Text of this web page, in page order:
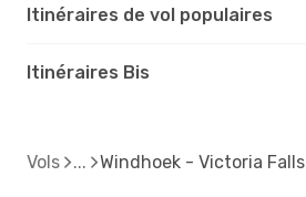
Itinéraires de vol populaires
Itinéraires Bis
Vols Windhoek - Victoria Falls